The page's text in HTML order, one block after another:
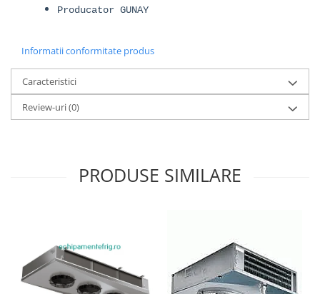
Producator GUNAY
Informatii conformitate produs
Caracteristici
Review-uri(0)
PRODUSE SIMILARE